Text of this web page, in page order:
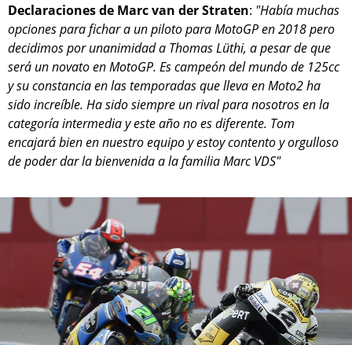
Declaraciones de Marc van der Straten: "Había muchas
opciones para fichar a un piloto para MotoGP en 2018 pero
decidimos por unanimidad a Thomas Lüthi, a pesar de que
será un novato en MotoGP. Es campeón del mundo de 125cc
y su constancia en las temporadas que lleva en Moto2 ha
sido increíble. Ha sido siempre un rival para nosotros en la
categoría intermedia y este año no es diferente. Tom
encajará bien en nuestro equipo y estoy contento y orgulloso
de poder dar la bienvenida a la familia Marc VDS"